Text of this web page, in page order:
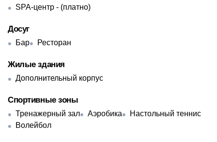
SPA-центр - (платно)
Досуг
Бар Ресторан
Жилые здания
Дополнительный корпус
Спортивные зоны
Тренажерный зал Аэробика
Настольный теннис
Волейбол